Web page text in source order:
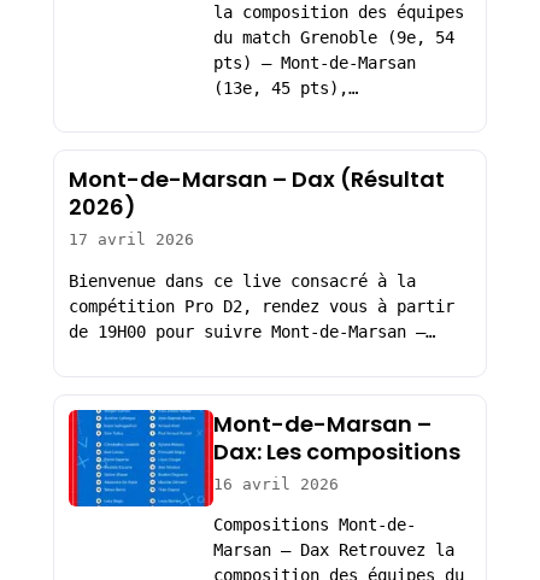
la composition des équipes
du match Grenoble (9e, 54
pts) – Mont-de-Marsan
(13e, 45 pts),…
Mont-de-Marsan – Dax (Résultat
2026)
17 avril 2026
Bienvenue dans ce live consacré à la
compétition Pro D2, rendez vous à partir
de 19H00 pour suivre Mont-de-Marsan –…
Mont-de-Marsan –
Dax: Les compositions
16 avril 2026
Compositions Mont-de-
Marsan – Dax Retrouvez la
composition des équipes du